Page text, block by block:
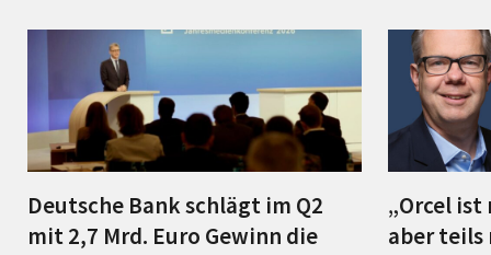
Deutsche Bank schlägt im Q2
mit 2,7 Mrd. Euro Gewinn die
„Orcel
aber teils